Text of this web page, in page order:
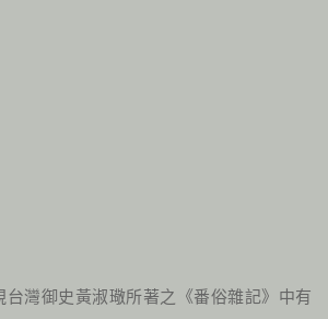
台灣御史黃淑璥所著之《番俗雜記》中有